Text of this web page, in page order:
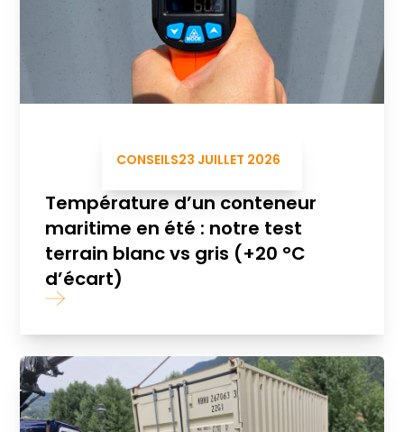
CONSEILS23 JUILLET 2026
Température d’un conteneur
maritime en été : notre test
terrain blanc vs gris (+20 °C
d’écart)